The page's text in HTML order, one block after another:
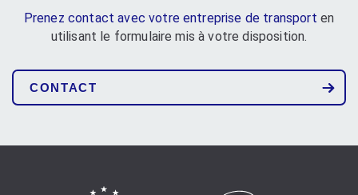
Prenez contact avec votre entreprise de transport en
utilisant le formulaire mis à votre disposition.
CONTACT